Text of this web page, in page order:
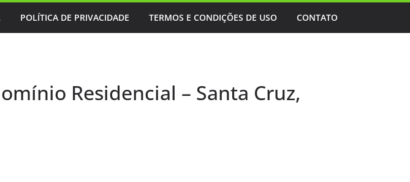
POLÍTICA DE PRIVACIDADE TERMOS E CONDIÇÕES DE USO CONTATO
Residencial – Santa Cruz,